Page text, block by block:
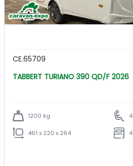
CE.65709
TABBERT TURIANO 390 QD/F 2026
1200 kg 4
461 x 220 x 264 4